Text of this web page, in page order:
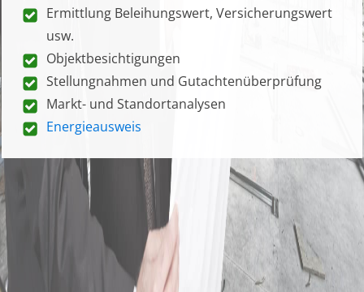
Ermittlung Beleihungswert, Versicherungswert
usw.
Objektbesichtigungen
Stellungnahmen und Gutachtenüberprüfung
Markt- und Standortanalysen
Energieausweis